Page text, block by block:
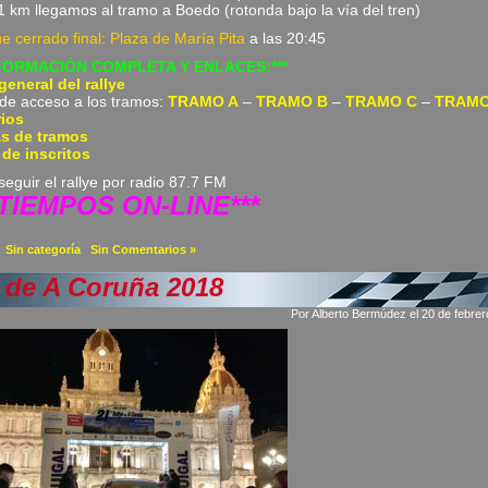
km llegamos al tramo a Boedo (rotonda bajo la vía del tren)
cerrado final: Plaza de María Pita a las 20:45
COMPLETA Y ENLACES:***
del rallye
acceso a los tramos: TRAMO A – TRAMO B – TRAMO C –
de tramos
inscritos
el rallye por radio 87.7 FM
ON-LINE***
Sin categoría Sin Comentarios »
A Coruña 2018
Por Alberto Bermúdez el 20 de